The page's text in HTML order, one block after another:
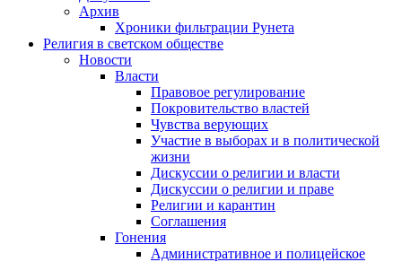
Архив
Хроники фильтрации Рунета
Религия в светском обществе
Новости
Власти
Правовое регулирование
Покровительство властей
Чувства верующих
Участие в выборах и в политической
жизни
Дискуссии о религии и власти
Дискуссии о религии и праве
Религии и карантин
Соглашения
Гонения
Административное и полицейское